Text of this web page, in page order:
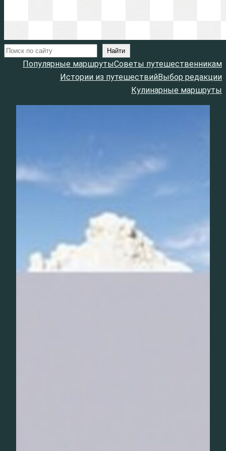
Поиск Найти
Популярные маршрутыСоветы путешественникам
Истории из путешествийВыбор редакции
Кулинарные маршруты